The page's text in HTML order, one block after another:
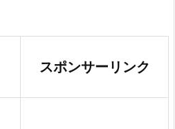
スポンサーリンク